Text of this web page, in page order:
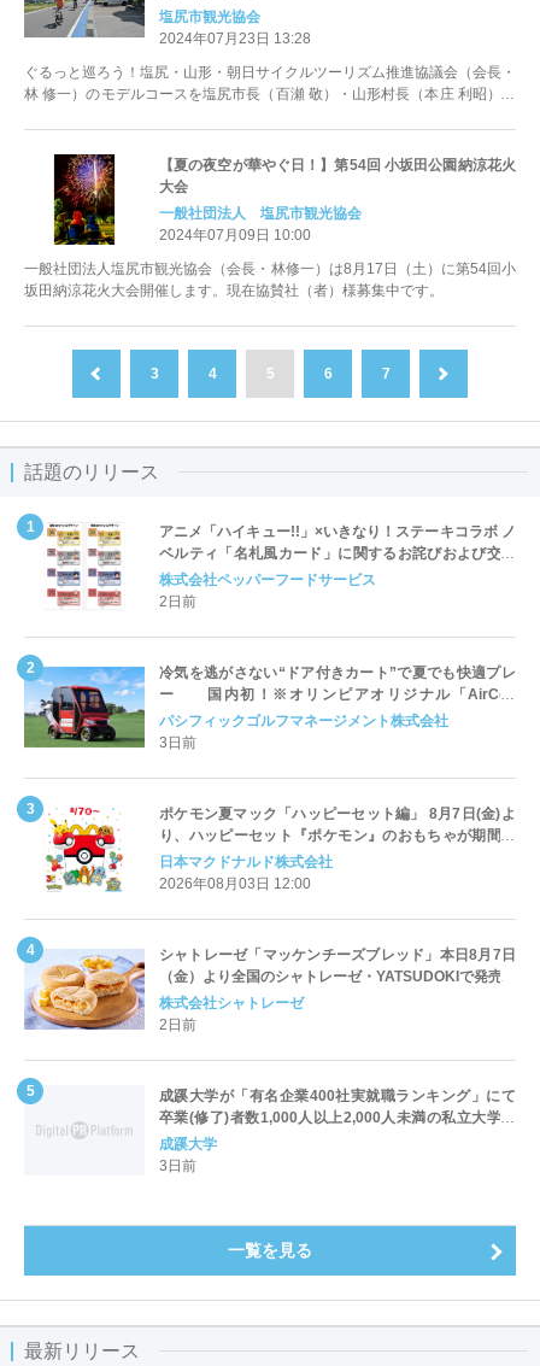
塩尻市観光協会
2024年07月23日 13:28
ぐるっと巡ろう！塩尻・山形・朝日サイクルツーリズム推進協議会（会長・
林 修一）のモデルコースを塩尻市長（百瀬 敬）・山形村長（本庄 利昭）・
【夏の夜空が華やぐ日！】第54回 小坂田公園納涼花火
大会
一般社団法人 塩尻市観光協会
2024年07月09日 10:00
一般社団法人塩尻市観光協会（会長・林修一）は8月17日（土）に第54回小
坂田納涼花火大会開催します。現在協賛社（者）様募集中です。
3 4 5 6 7
話題のリリース
アニメ「ハイキュー!!」×いきなり！ステーキコラボ ノ
ベルティ「名札風カード」に関するお詫びおよび交換
対応についてのご案内
株式会社ペッパーフードサービス
2日前
冷気を逃がさない“ドア付きカート”で夏でも快適プレ
ー 国内初！※オリンピアオリジナル「AirCon
Cart（エアコンカート）」導入 | ＰＧＭ
パシフィックゴルフマネージメント株式会社
3日前
ポケモン夏マック「ハッピーセット編」 8月7日(金)よ
り、ハッピーセット『ポケモン』のおもちゃが期間限
定登場
日本マクドナルド株式会社
2026年08月03日 12:00
シャトレーゼ「マッケンチーズブレッド」本日8月7日
（金）より全国のシャトレーゼ・YATSUDOKIで発売
株式会社シャトレーゼ
2日前
成蹊大学が「有名企業400社実就職ランキング」にて
卒業(修了)者数1,000人以上2,000人未満の私立大学で
全国第1位を獲得！～実就職率は26.5%（前年比＋
4.3pt）に伸長、東京の私立大学でも10位にランクイン
成蹊大学
3日前
一覧を見る
最新リリース